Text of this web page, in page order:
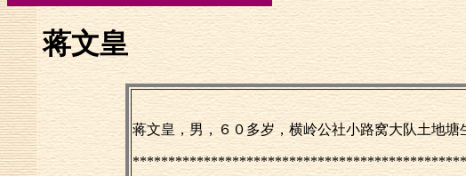
蒋文皇
蒋文皇，男，６０多岁，横岭公社小路窝大队土地塘